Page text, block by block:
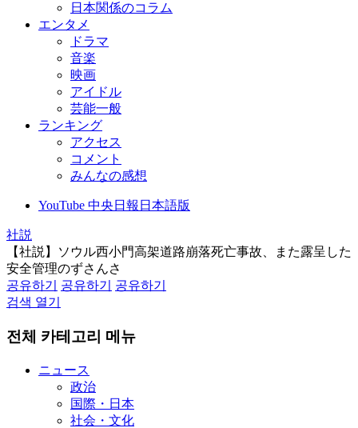
日本関係のコラム
エンタメ
ドラマ
音楽
映画
アイドル
芸能一般
ランキング
アクセス
コメント
みんなの感想
YouTube 中央日報日本語版
社説
【社説】ソウル西小門高架道路崩落死亡事故、また露呈した
安全管理のずさんさ
공유하기
공유하기
공유하기
검색 열기
전체 카테고리 메뉴
ニュース
政治
国際・日本
社会・文化